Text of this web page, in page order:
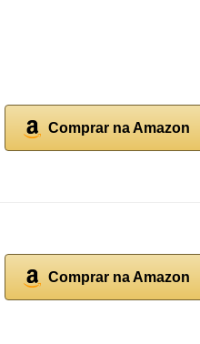
Comprar na Amazon
Comprar na Amazon